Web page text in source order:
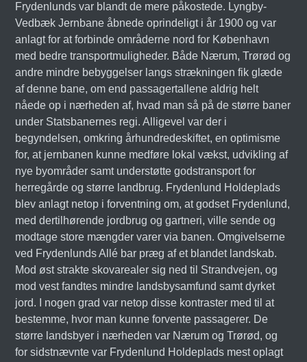
Frydenlunds var blandt de mere påkostede. Lyngby-
Vedbæk Jernbane åbnede oprindeligt i år 1900 og var
anlagt for at forbinde områderne nord for København
med bedre transportmuligheder. Både Nærum, Trørød og
andre mindre bebyggelser langs strækningen fik glæde
af denne bane, om end passagertallene aldrig helt
nåede op i nærheden af, hvad man så på de større baner
under Statsbanernes regi. Alligevel var der i
begyndelsen, omkring århundredeskiftet, en optimisme
for, at jernbanen kunne medføre lokal vækst, udvikling af
nye byområder samt understøtte godstransport for
herregårde og større landbrug. Frydenlund Holdeplads
blev anlagt netop i forventning om, at godset Frydenlund,
med dertilhørende jordbrug og gartneri, ville sende og
modtage store mængder varer via banen. Omgivelserne
ved Frydenlunds Allé bar præg af et blandet landskab.
Mod øst strakte skovarealer sig ned til Strandvejen, og
mod vest fandtes mindre landsbysamfund samt dyrket
jord. I nogen grad var netop disse kontraster med til at
bestemme, hvor man kunne forvente passagerer. De
større landsbyer i nærheden var Nærum og Trørød, og
for sidstnævnte var Frydenlund Holdeplads mest oplagt